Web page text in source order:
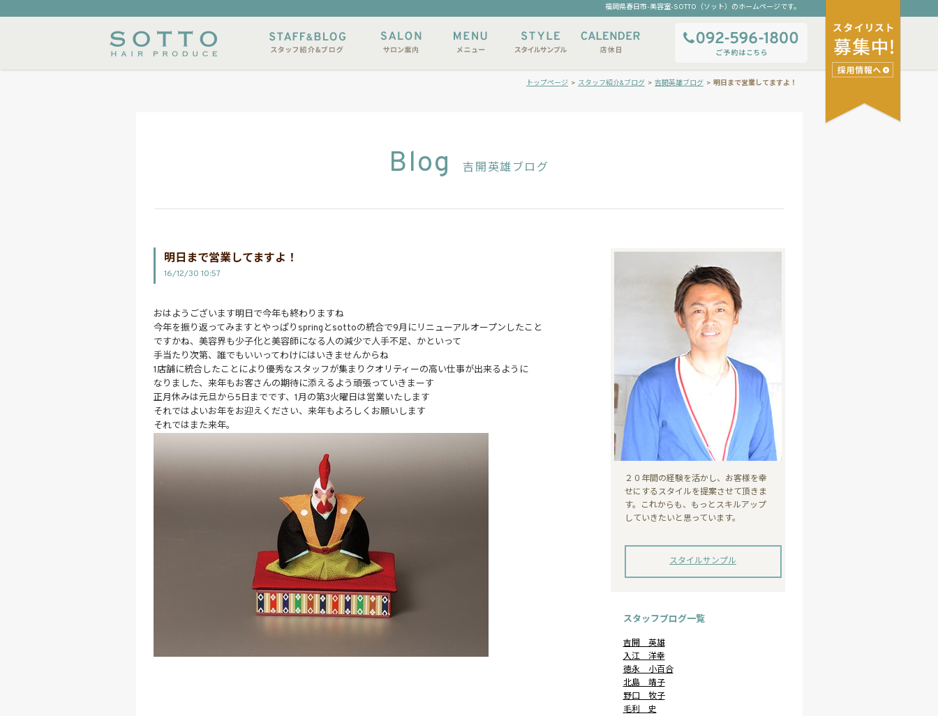
福岡県春日市-美容室-SOTTO（ソット）のホームページです。
スタイルサンプル 店休日
明日まで営業してますよ！
トップページ > スタッフ紹介&ブログ > 吉開英雄ブログ >
Blog 吉開英雄ブログ
明日まで営業してますよ！
16/12/30 10:57
おはようございます明日で今年も終わりますね
今年を振り返ってみますとやっぱりspringとsottoの統合で9月にリニューアルオープンしたこと
ですかね、美容界も少子化と美容師になる人の減少で人手不足、かといって
手当たり次第、誰でもいいってわけにはいきませんからね
1店舗に統合したことにより優秀なスタッフが集まりクオリティーの高い仕事が出来るように
なりました、来年もお客さんの期待に添えるよう頑張っていきまーす
正月休みは元旦から5日までです、1月の第3火曜日は営業いたします
それではよいお年をお迎えください、来年もよろしくお願いします
それではまた来年。
２０年間の経験を活かし、お客様を幸
せにするスタイルを提案させて頂きま
す。これからも、もっとスキルアップ
していきたいと思っています。
スタイルサンプル
スタッフブログ一覧
吉開 英雄
入江 洋幸
徳永 小百合
北島 靖子
野口 牧子
毛利 史